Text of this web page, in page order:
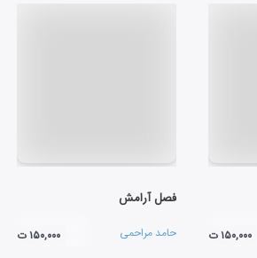
۱۵۰,۰۰۰ ت
فصل آرامش
حامد مراحمی ۱۵۰,۰۰۰ ت